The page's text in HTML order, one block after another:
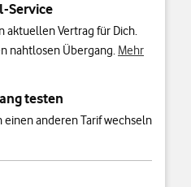
Service
aktuellen Vertrag für Dich.
nahtlosen Übergang. Mehr
testen
einen anderen Tarif wechseln